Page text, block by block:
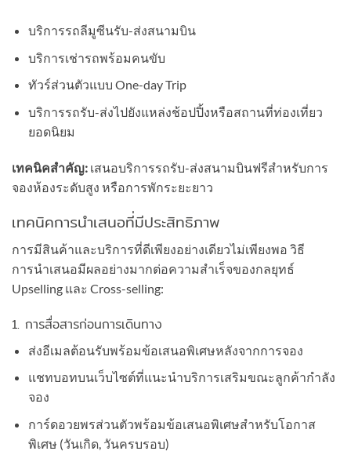
บริการรถลีมูซีนรับ-ส่งสนามบิน
บริการเช่ารถพร้อมคนขับ
ทัวร์ส่วนตัวแบบ One-day Trip
บริการรถรับ-ส่งไปยังแหล่งช้อปปิ้งหรือสถานที่ท่องเที่ยว
ยอดนิยม
เทคนิคสำคัญ: เสนอบริการรถรับ-ส่งสนามบินฟรีสำหรับการ
จองห้องระดับสูง หรือการพักระยะยาว
เทคนิคการนำเสนอที่มีประสิทธิภาพ
การมีสินค้าและบริการที่ดีเพียงอย่างเดียวไม่เพียงพอ วิธี
การนำเสนอมีผลอย่างมากต่อความสำเร็จของกลยุทธ์
Upselling และ Cross-selling:
1. การสื่อสารก่อนการเดินทาง
ส่งอีเมลต้อนรับพร้อมข้อเสนอพิเศษหลังจากการจอง
แชทบอทบนเว็บไซต์ที่แนะนำบริการเสริมขณะลูกค้ากำลัง
จอง
การ์ดอวยพรส่วนตัวพร้อมข้อเสนอพิเศษสำหรับโอกาส
พิเศษ (วันเกิด, วันครบรอบ)